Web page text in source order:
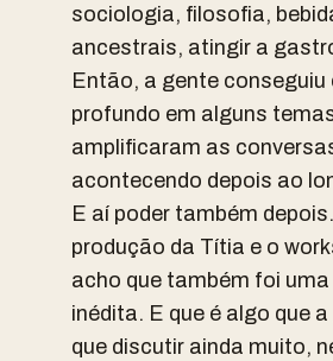
sociologia, filosofia,
ancestrais, atingir a
Então, a gente conseguiu
profundo em alguns
amplificaram as
acontecendo depois ao
E aí poder também
produção da Títia e o
acho que também foi
inédita. E que é algo que
que discutir ainda muito,